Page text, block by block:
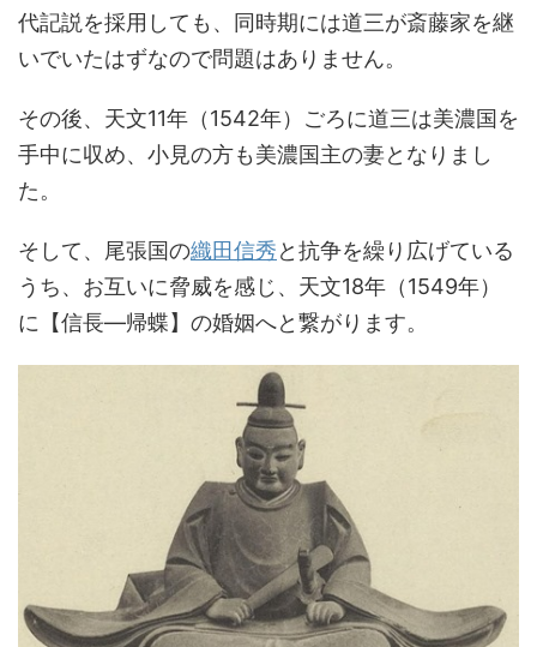
代記説を採用しても、同時期には道三が斎藤家を継
いでいたはずなので問題はありません。
その後、天文11年（1542年）ごろに道三は美濃国を
手中に収め、小見の方も美濃国主の妻となりまし
た。
そして、尾張国の織田信秀と抗争を繰り広げている
うち、お互いに脅威を感じ、天文18年（1549年）
に【信長―帰蝶】の婚姻へと繋がります。